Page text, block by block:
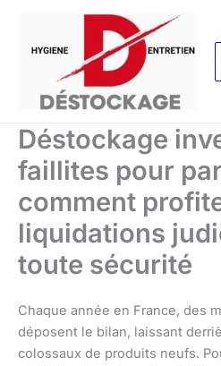
contenu
Déstockage
faillites pour
comment
liquidations
toute sécurité
Chaque année en France, des
déposent le bilan, laissant
colossaux de produits neufs.